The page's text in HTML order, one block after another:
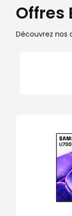
Offres
Découvrez nos